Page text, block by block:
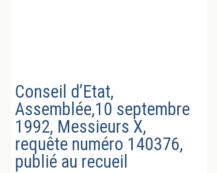
Conseil d’Etat,
Assemblée,10 septembre
1992, Messieurs X,
requête numéro 140376,
publié au recueil